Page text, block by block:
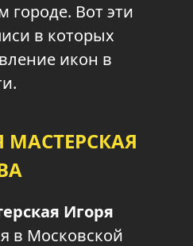
городе. Вот эти
в которых
икон в
Игоря
в Московской